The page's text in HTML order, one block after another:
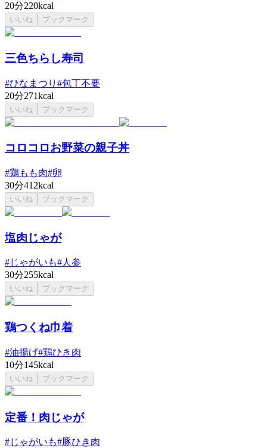
20分220kcal
いいね ブックマーク
三色ちらし寿司
#ひなまつり #包丁不要
20分271kcal
いいね ブックマーク
コロコロお野菜の親子丼
#鶏もも肉#卵
30分412kcal
いいね ブックマーク
塩肉じゃが
#じゃがいも#人参
30分255kcal
いいね ブックマーク
鶏つくね巾着
#油揚げ#鶏ひき肉
10分145kcal
いいね ブックマーク
定番！肉じゃが
#じゃがいも#豚ひき肉